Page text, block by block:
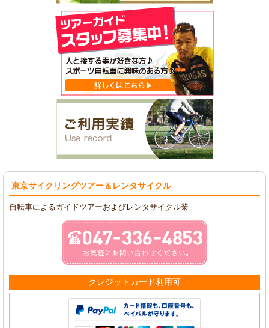
東京サイクリングツアー＆レンタサイクル
自転車によるガイドツアーおよびレンタサイクル業
クレジットカード利用可